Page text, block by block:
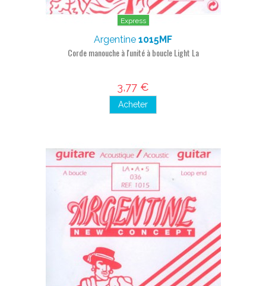
Express
Argentine 1015MF
Corde manouche à l'unité à boucle Light La
3,77 €
Acheter